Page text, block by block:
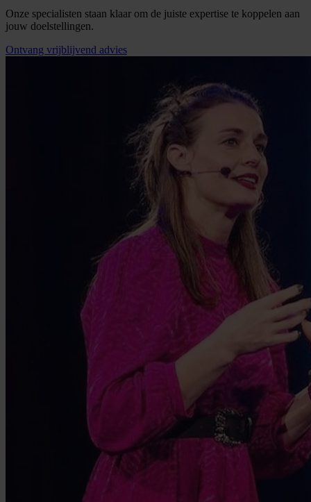
Onze specialisten staan klaar om de juiste expertise te koppelen aan
jouw doelstellingen.
Ontvang vrijblijvend advies